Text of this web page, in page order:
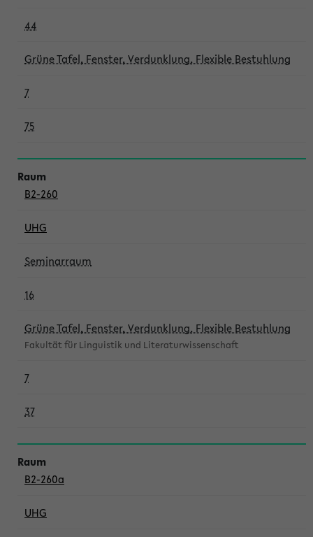
44
Grüne Tafel, Fenster, Verdunklung, Flexible Bestuhlung
7
75
B2-260
UHG
Seminarraum
16
Grüne Tafel, Fenster, Verdunklung, Flexible Bestuhlung
Fakultät für Linguistik und Literaturwissenschaft
7
37
B2-260a
UHG